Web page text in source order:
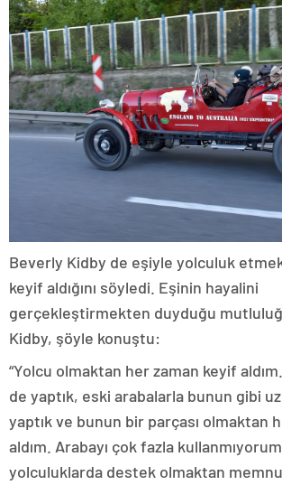
Beverly Kidby de eşiyle yolculuk
keyif aldığını söyledi. Eşinin hayalini
gerçekleştirmekten duyduğu
Kidby, şöyle konuştu:
“Yolcu olmaktan her zaman keyif
de yaptık, eski arabalarla bunun gibi
yaptık ve bunun bir parçası olmaktan
aldım. Arabayı çok fazla
yolculuklarda destek olmaktan